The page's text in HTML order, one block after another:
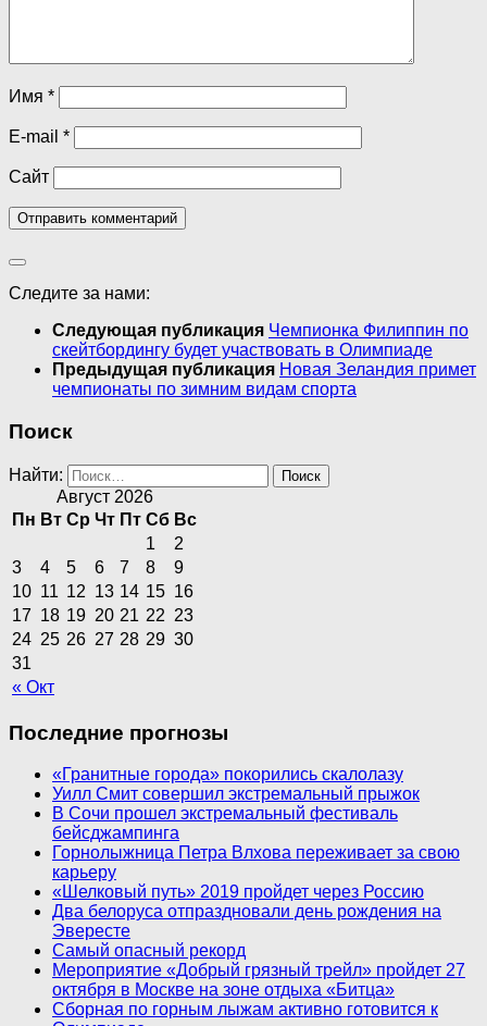
Имя *
E-mail *
Сайт
Следите за нами:
Следующая публикация Чемпионка Филиппин по
скейтбордингу будет участвовать в Олимпиаде
Предыдущая публикация Новая Зеландия примет
чемпионаты по зимним видам спорта
Поиск
Найти:
Август 2026
Пн Вт Ср Чт Пт Сб Вс
« Окт
1
2
3
4 5 6 7 8
9
10 11 12 13 14 15 16
17 18 19 20 21 22 23
24 25 26 27 28 29 30
31
Последние прогнозы
«Гранитные города» покорились скалолазу
Уилл Смит совершил экстремальный прыжок
В Сочи прошел экстремальный фестиваль
бейсджампинга
Горнолыжница Петра Влхова переживает за свою
карьеру
«Шелковый путь» 2019 пройдет через Россию
Два белоруса отпраздновали день рождения на
Эвересте
Самый опасный рекорд
Мероприятие «Добрый грязный трейл» пройдет 27
октября в Москве на зоне отдыха «Битца»
Сборная по горным лыжам активно готовится к